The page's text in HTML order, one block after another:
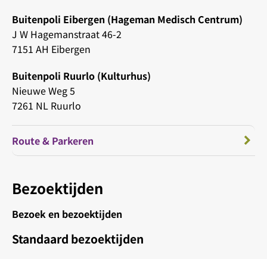
Buitenpoli Eibergen (Hageman Medisch Centrum)
J W Hagemanstraat 46-2
7151 AH Eibergen
Buitenpoli Ruurlo (Kulturhus)
Nieuwe Weg 5
7261 NL Ruurlo
Route & Parkeren
Bezoektijden
Bezoek en bezoektijden
Standaard bezoektijden